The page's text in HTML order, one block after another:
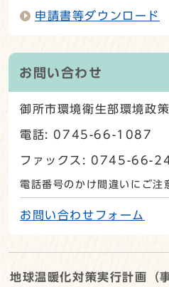
申請書等ダウンロード
お問い合わせ
御所市環境衛生部環境政
電話: 0745-66-1087
ファックス: 0745-66-
電話番号のかけ間違いにご注
お問い合わせフォーム
地球温暖化対策実行計画（